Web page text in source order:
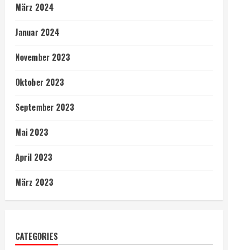
März 2024
Januar 2024
November 2023
Oktober 2023
September 2023
Mai 2023
April 2023
März 2023
CATEGORIES